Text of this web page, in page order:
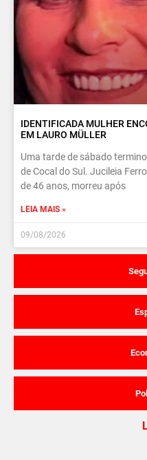
IDENTIFICADA MULHER
EM LAURO MÜLLER
Uma tarde de sábado
de Cocal do Sul. Jucileia
de 46 anos, morreu após
LEIA MAIS »
09/08/2026